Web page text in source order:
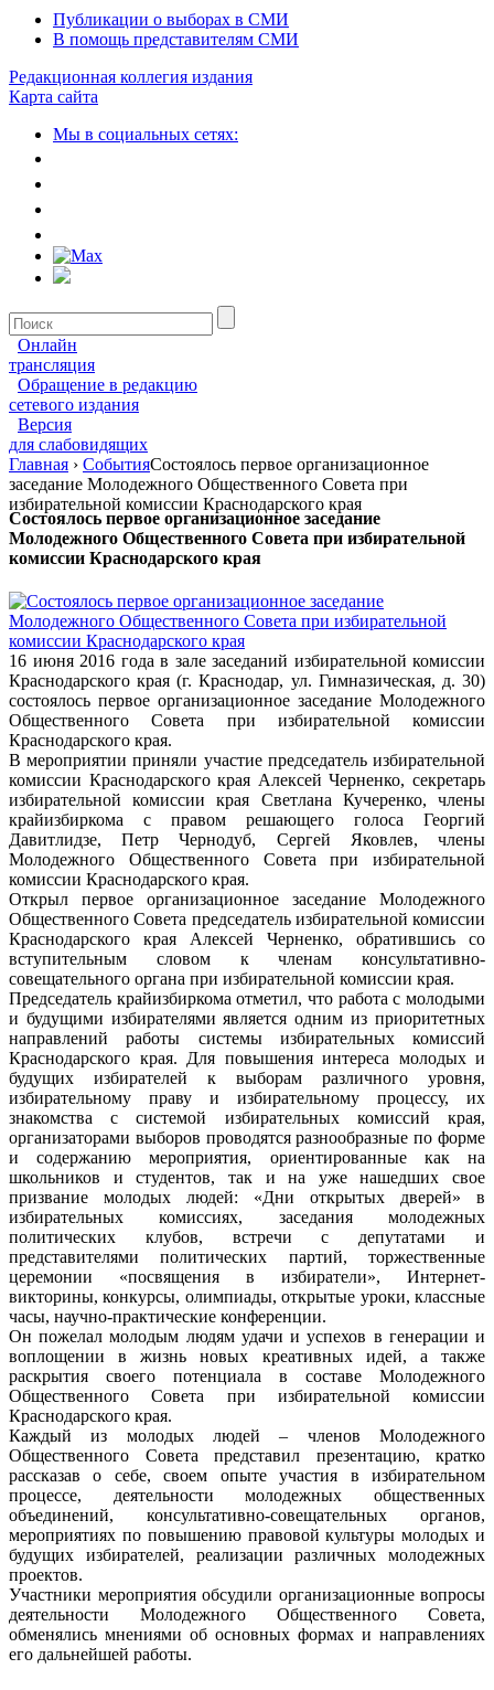
Публикации о выборах в СМИ
В помощь представителям СМИ
Редакционная коллегия издания
Карта сайта
Мы в социальных сетях:
Онлайн
трансляция
Обращение в редакцию
сетевого издания
Версия
для слабовидящих
Главная › СобытияСостоялось первое организационное
заседание Молодежного Общественного Совета при
избирательной комиссии Краснодарского края
Состоялось первое организационное заседание
Молодежного Общественного Совета при избирательной
комиссии Краснодарского края
16 июня 2016 года в зале заседаний избирательной комиссии
Краснодарского края (г. Краснодар, ул. Гимназическая, д. 30)
состоялось первое организационное заседание Молодежного
Общественного Совета при избирательной комиссии
Краснодарского края.
В мероприятии приняли участие председатель избирательной
комиссии Краснодарского края Алексей Черненко, секретарь
избирательной комиссии края Светлана Кучеренко, члены
крайизбиркома с правом решающего голоса Георгий
Давитлидзе, Петр Чернодуб, Сергей Яковлев, члены
Молодежного Общественного Совета при избирательной
комиссии Краснодарского края.
Открыл первое организационное заседание Молодежного
Общественного Совета председатель избирательной комиссии
Краснодарского края Алексей Черненко, обратившись со
вступительным словом к членам консультативно-
совещательного органа при избирательной комиссии края.
Председатель крайизбиркома отметил, что работа с молодыми
и будущими избирателями является одним из приоритетных
направлений работы системы избирательных комиссий
Краснодарского края. Для повышения интереса молодых и
будущих избирателей к выборам различного уровня,
избирательному праву и избирательному процессу, их
знакомства с системой избирательных комиссий края,
организаторами выборов проводятся разнообразные по форме
и содержанию мероприятия, ориентированные как на
школьников и студентов, так и на уже нашедших свое
призвание молодых людей: «Дни открытых дверей» в
избирательных комиссиях, заседания молодежных
политических клубов, встречи с депутатами и
представителями политических партий, торжественные
церемонии «посвящения в избиратели», Интернет-
викторины, конкурсы, олимпиады, открытые уроки, классные
часы, научно-практические конференции.
Он пожелал молодым людям удачи и успехов в генерации и
воплощении в жизнь новых креативных идей, а также
раскрытия своего потенциала в составе Молодежного
Общественного Совета при избирательной комиссии
Краснодарского края.
Каждый из молодых людей – членов Молодежного
Общественного Совета представил презентацию, кратко
рассказав о себе, своем опыте участия в избирательном
процессе, деятельности молодежных общественных
объединений, консультативно-совещательных органов,
мероприятиях по повышению правовой культуры молодых и
будущих избирателей, реализации различных молодежных
проектов.
Участники мероприятия обсудили организационные вопросы
деятельности Молодежного Общественного Совета,
обменялись мнениями об основных формах и направлениях
его дальнейшей работы.